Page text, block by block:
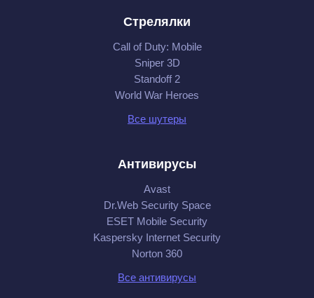
Стрелялки
Call of Duty: Mobile
Sniper 3D
Standoff 2
World War Heroes
Все шутеры
Антивирусы
Avast
Dr.Web Security Space
ESET Mobile Security
Kaspersky Internet Security
Norton 360
Все антивирусы